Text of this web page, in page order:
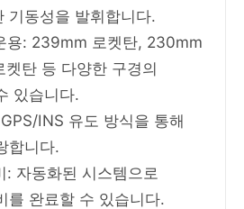
기동성을 발휘합니다.
용: 239mm 로켓탄, 230mm
탄 등 다양한 구경의
있습니다.
INS 유도 방식을 통해
합니다.
: 자동화된 시스템으로
를 완료할 수 있습니다.